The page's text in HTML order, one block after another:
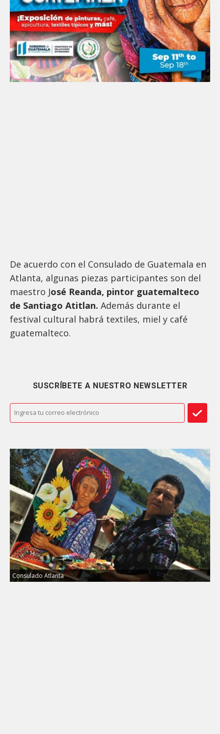
De acuerdo con el Consulado de Guatemala en
Atlanta, algunas piezas participantes son del
maestro José Reanda, pintor guatemalteco
de Santiago Atitlan. Además durante el
festival cultural habrá textiles, miel y café
guatemalteco.
SUSCRÍBETE A NUESTRO NEWSLETTER
Consulado Atlanta